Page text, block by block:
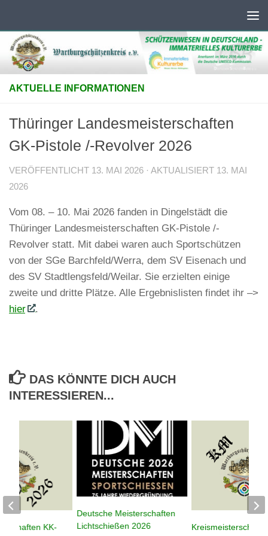
AKTUELLE INFORMATIONEN
Thüringer Landesmeisterschaften
GK-Pistole /-Revolver 2026
VERÖFFENTLICHT 13. MAI 2026 · AKTUALISIERT 13. MAI
2026
Vom 08. – 10. Mai 2026 fanden in Dingelstädt die
Thüringer Landesmeisterschaften GK-Pistole /-
Revolver statt. Mit dabei waren auch Sportschützen
von der SGe Barchfeld/Werra, dem SV Eisenach und
des SV Stadtlengsfeld/Weilar. Sie erzielten einige
zweite und dritte Plätze. Alle Ergebnislisten findet ihr –>
hier
.
DAS KÖNNTE DICH AUCH
INTERESSIEREN...
Deutsche Meisterschaften
Lichtschießen 2026
KK-